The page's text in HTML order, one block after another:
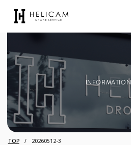
INFORMATION
TOP 20260512-3